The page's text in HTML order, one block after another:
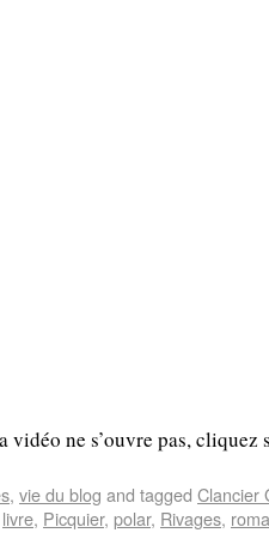
vidéo ne s’ouvre pas, cliquez
, vie du blog and tagged Clancier
livre, Picquier, polar, Rivages,